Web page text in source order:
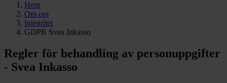
Hem
Om oss
Integritet
GDPR Svea Inkasso
Regler för behandling av personuppgifter
- Svea Inkasso